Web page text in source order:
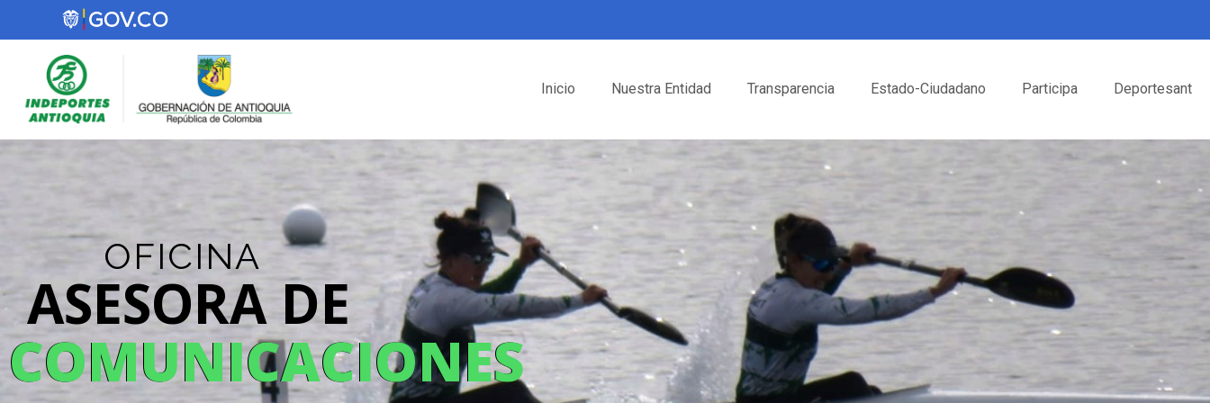
Inicio Nuestra Entidad Transparencia Estado-Ciudadano Participa Deportesant
OFICINA
COMUNICACIONES
ASESORA DE
COMUNICACIONES